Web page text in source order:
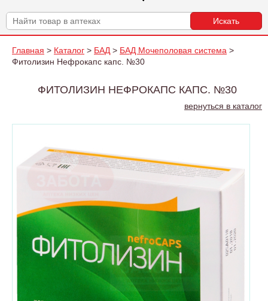
Главная > Каталог > БАД > БАД Мочеполовая система >
Фитолизин Нефрокапс капс. №30
ФИТОЛИЗИН НЕФРОКАПС КАПС. №30
вернуться в каталог